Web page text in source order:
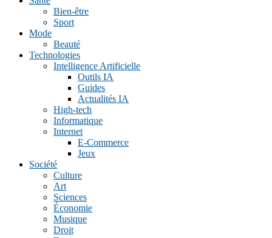
Bien-être
Sport
Mode
Beauté
Technologies
Intelligence Artificielle
Outils IA
Guides
Actualités IA
High-tech
Informatique
Internet
E-Commerce
Jeux
Société
Culture
Art
Sciences
Économie
Musique
Droit